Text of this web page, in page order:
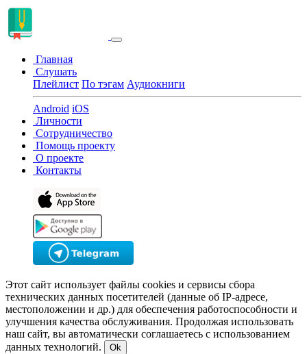
Главная
Слушать
Плейлист По тэгам Аудиокниги
Android iOS
Личности
Сотрудничество
Помощь проекту
О проекте
Контакты
Этот сайт использует файлы cookies и сервисы сбора
технических данных посетителей (данные об IP-адресе,
местоположении и др.) для обеспечения работоспособности и
улучшения качества обслуживания. Продолжая использовать
наш сайт, вы автоматически соглашаетесь с использованием
данных технологий.
Ok